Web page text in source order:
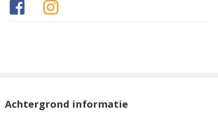
Achtergrond informatie